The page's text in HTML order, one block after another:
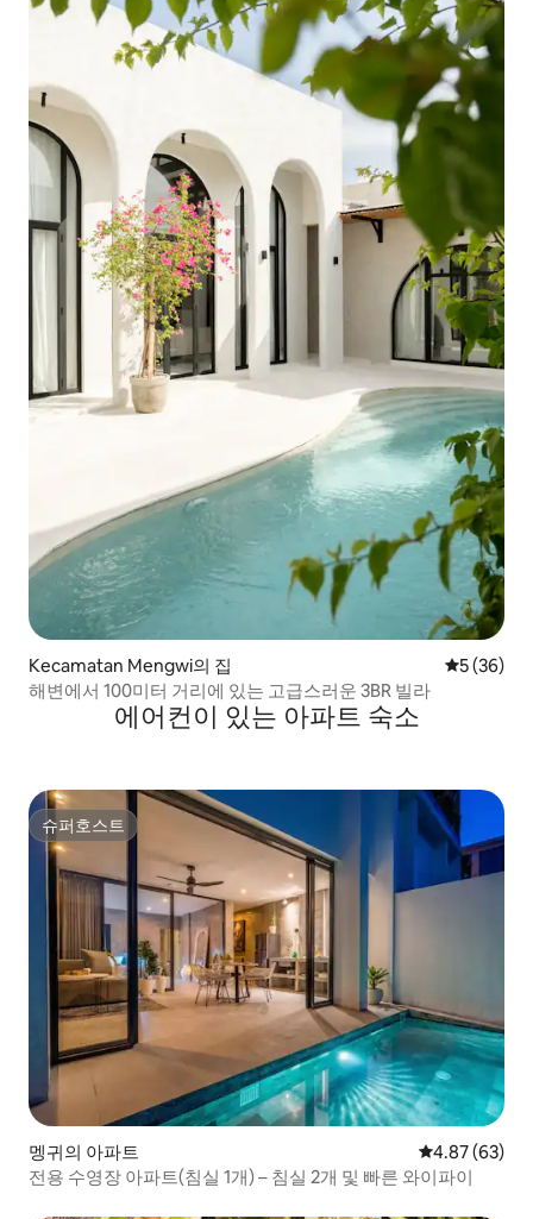
Kecamatan Mengwi의 집 평점 5점(5
5 (36)
해변에서 100미터 거리에 있는 고급스러운 3BR 빌라
에어컨이 있는 아파트 숙소
슈퍼호스트
슈퍼호스트
멩귀의 아파트 평점 4.87점(5
4.87 (63)
전용 수영장 아파트(침실 1개) – 침실 2개 및 빠른 와이파이